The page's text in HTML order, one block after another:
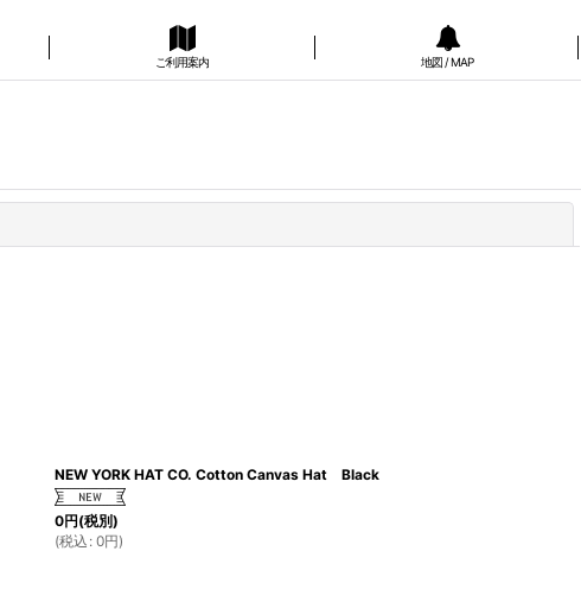
ご利用案内 地図 / MAP
NEW YORK HAT CO. Cotton Canvas Hat Black
0円(税別)
(税込 : 0円)